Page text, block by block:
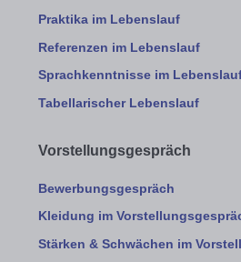
Praktika im Lebenslauf
Referenzen im Lebenslauf
Sprachkenntnisse im
Tabellarischer Lebenslauf
Vorstellungsgespräch
Bewerbungsgespräch
Kleidung im
Stärken & Schwächen im